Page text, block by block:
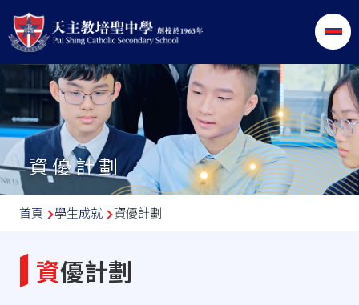
移至主內容
資優計劃
導
連
結
首頁 學生成就 資優計劃
資優計劃